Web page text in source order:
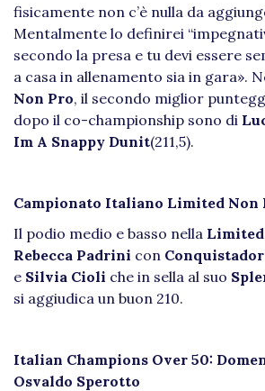
fisicamente non c’è nulla da
Mentalmente lo definirei
secondo la presa e tu devi essere
a casa in allenamento sia in gara».
Non Pro, il secondo miglior
dopo il co-championship sono di
Im A Snappy Dunit(211,5).
Campionato Italiano Limited Non
Il podio medio e basso nella
Rebecca Padrini con
e Silvia Cioli che in sella al suo
si aggiudica un buon 210.
Italian Champions Over 50:
Osvaldo Sperotto